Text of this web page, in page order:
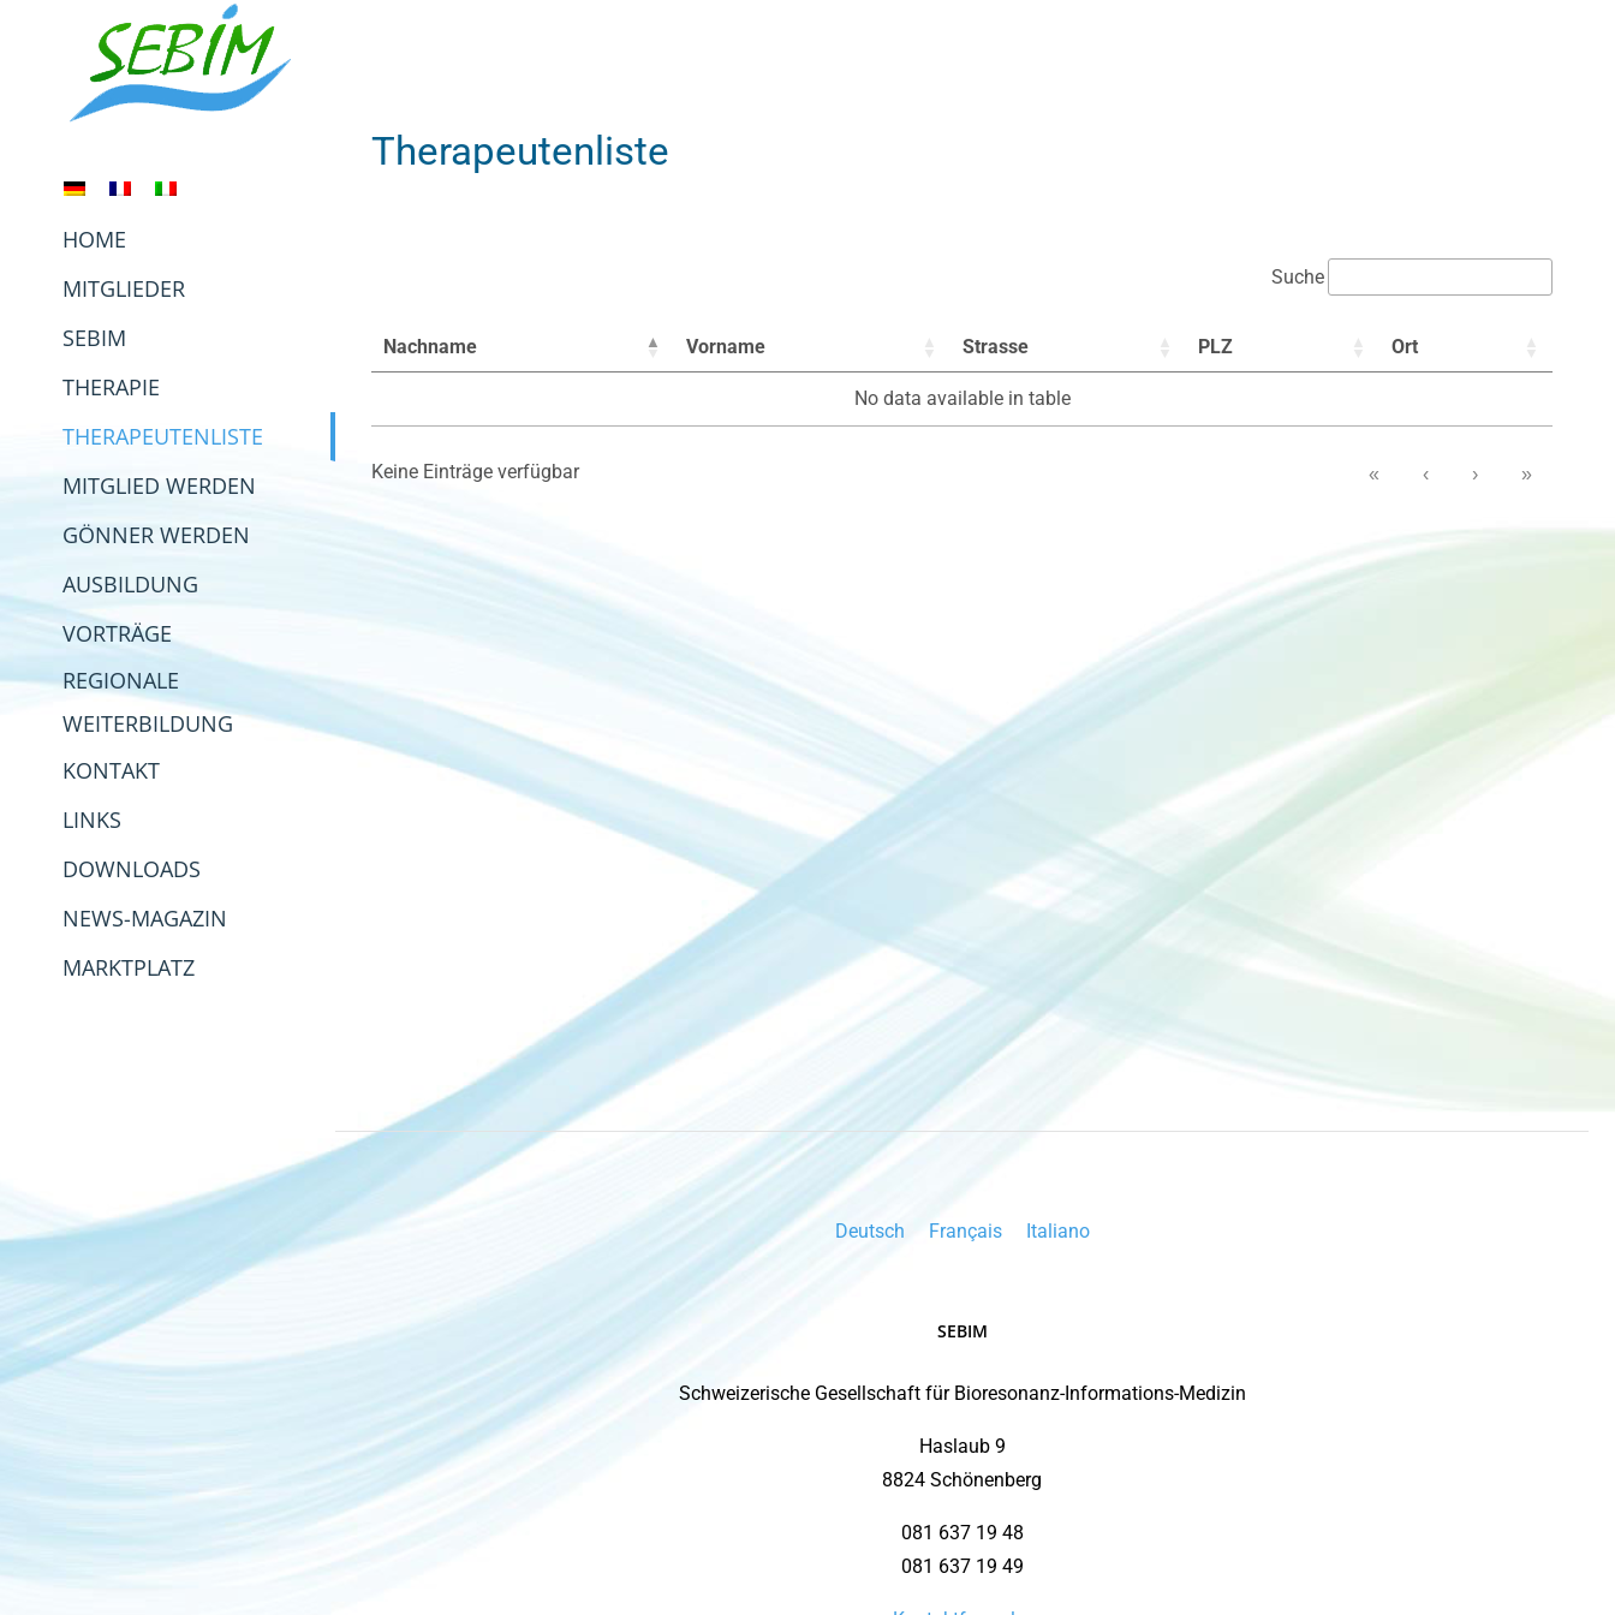
HOME
MITGLIEDER
SEBIM
THERAPIE
THERAPEUTENLISTE
MITGLIED WERDEN
GÖNNER WERDEN
AUSBILDUNG
VORTRÄGE
REGIONALE
WEITERBILDUNG
KONTAKT
LINKS
DOWNLOADS
NEWS-MAGAZIN
MARKTPLATZ
Therapeutenliste
Suche
Nachname Vorname Strasse PLZ Ort
No data available in table
Keine Einträge verfügbar « ‹ › »
Deutsch Français Italiano
SEBIM
Schweizerische Gesellschaft für Bioresonanz-Informations-Medizin
Haslaub 9
8824 Schönenberg
081 637 19 48
081 637 19 49